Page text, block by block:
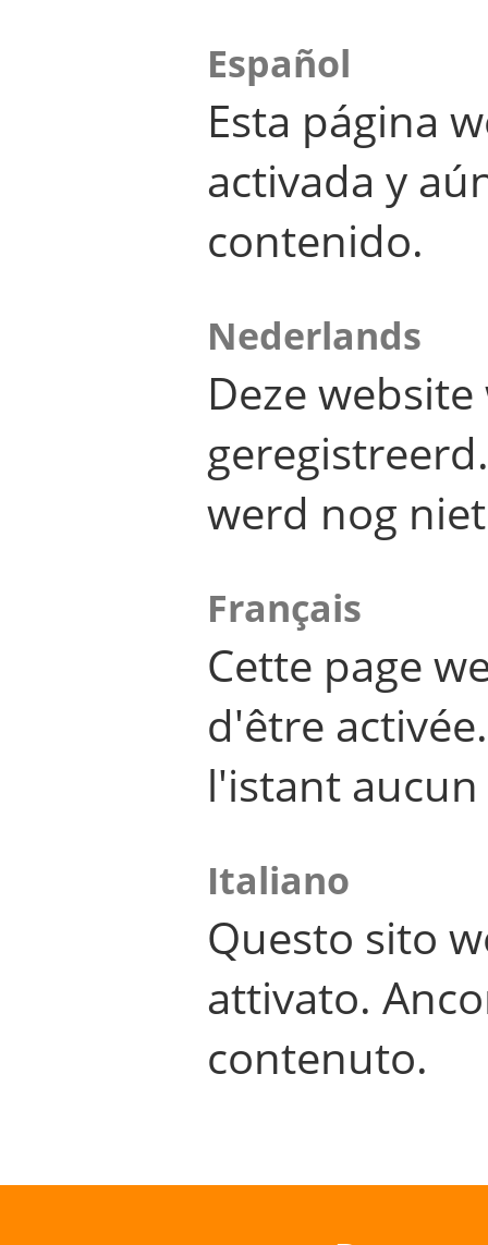
Español
Esta página
activada y
contenido.
Nederlands
Deze
werd nog
Français
Cette page
d'être
l'istant
Italiano
Questo sito
attivato.
contenuto.